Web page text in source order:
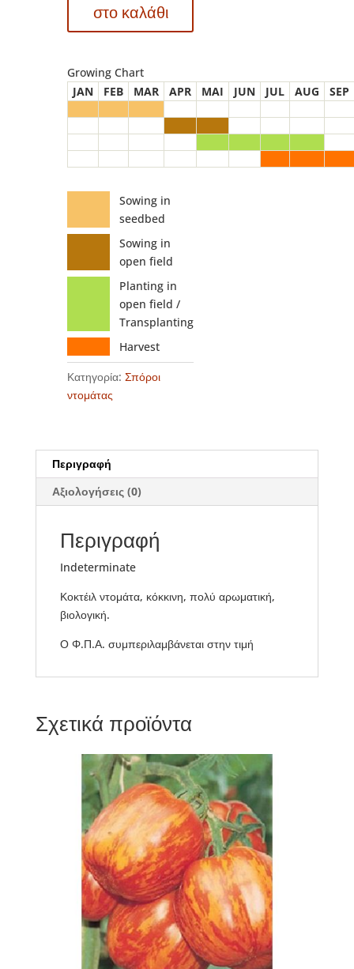
Lycopersicon
στο καλάθι
Growing Chart
JAN
FEB MAR APR MAI JUN JUL AUG SEP
Sowing in
seedbed
Sowing in
open field
Planting in
open field /
Transplanting
Harvest
Κατηγορία: Σπόροι
ντομάτας
Περιγραφή
Αξιολογήσεις (0)
Περιγραφή
Indeterminate
Κοκτέιλ ντομάτα, κόκκινη, πολύ αρωματική,
βιολογική.
Ο Φ.Π.Α. συμπεριλαμβάνεται στην τιμή
Σχετικά προϊόντα